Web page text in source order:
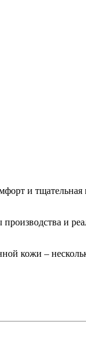
и тщательная
и
кожи –